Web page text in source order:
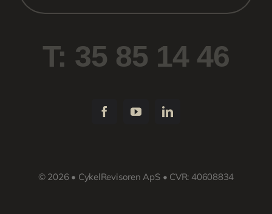
T: 35 85 14 46
© 2026 • CykelRevisoren ApS • CVR: 40608834